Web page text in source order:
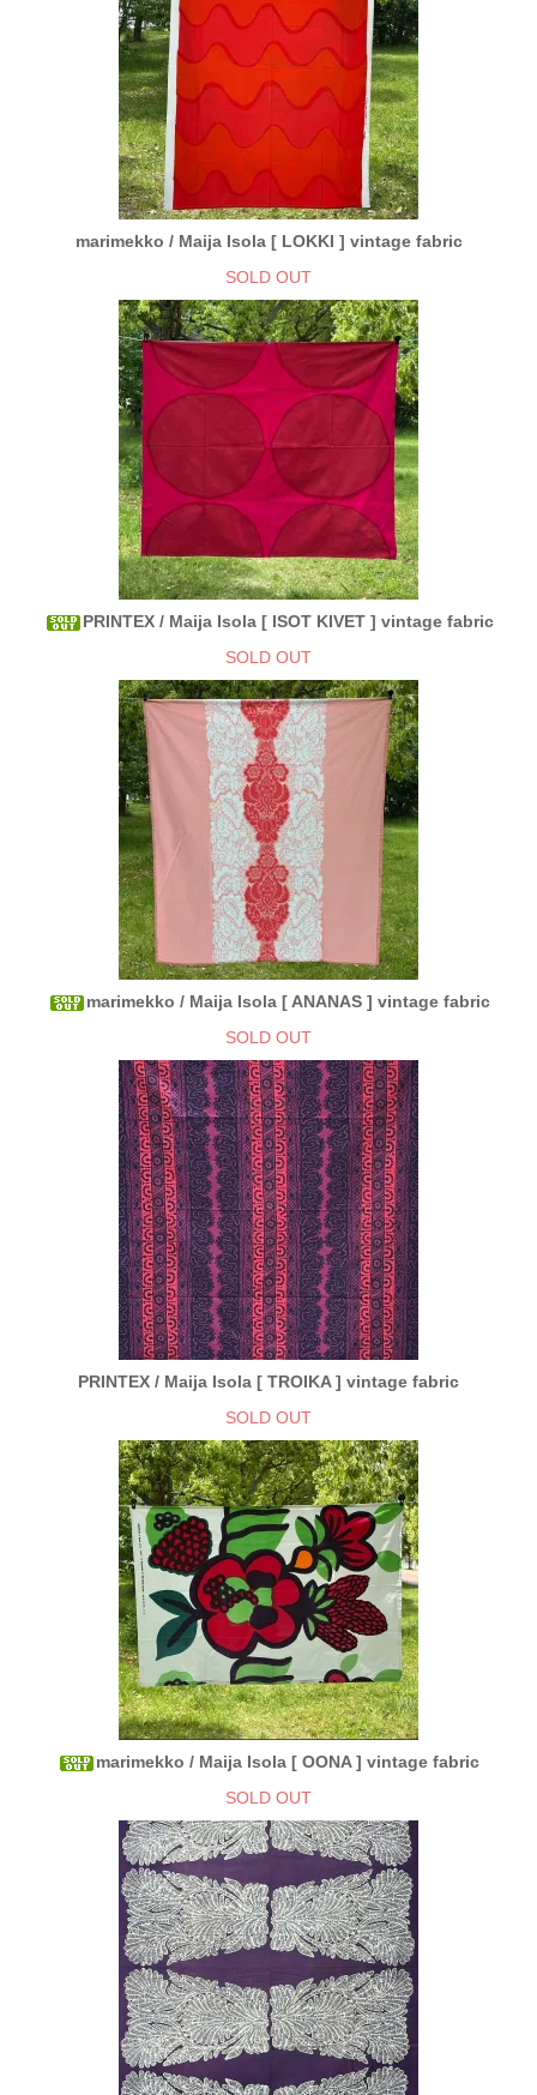
marimekko / Maija Isola [ LOKKI ] vintage fabric
SOLD OUT
PRINTEX / Maija Isola [ ISOT KIVET ] vintage fabric
SOLD OUT
marimekko / Maija Isola [ ANANAS ] vintage fabric
SOLD OUT
PRINTEX / Maija Isola [ TROIKA ] vintage fabric
SOLD OUT
marimekko / Maija Isola [ OONA ] vintage fabric
SOLD OUT